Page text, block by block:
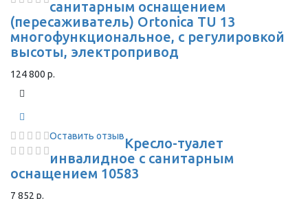
санитарным оснащением
(пересаживатель) Ortonica TU 13
многофункциональное, с регулировкой
высоты, электропривод
124 800 р.
Оставить отзывКресло-туалет
инвалидное с санитарным
оснащением 10583
7 852 р.